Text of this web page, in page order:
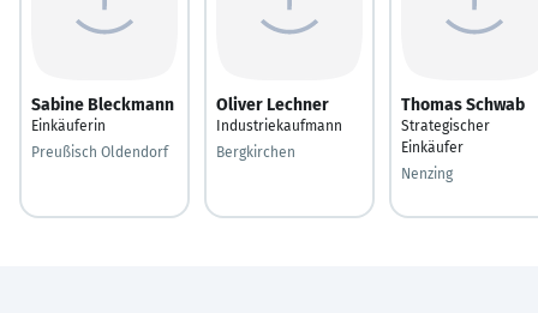
Sabine Bleckmann
Einkäuferin
Preußisch Oldendorf
Oliver Lechner
Industriekaufmann
Bergkirchen
Thomas Schwab
Strategischer
Einkäufer
Nenzing